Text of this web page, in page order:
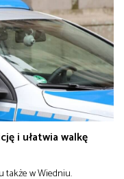
i ułatwia walkę
także w Wiedniu.